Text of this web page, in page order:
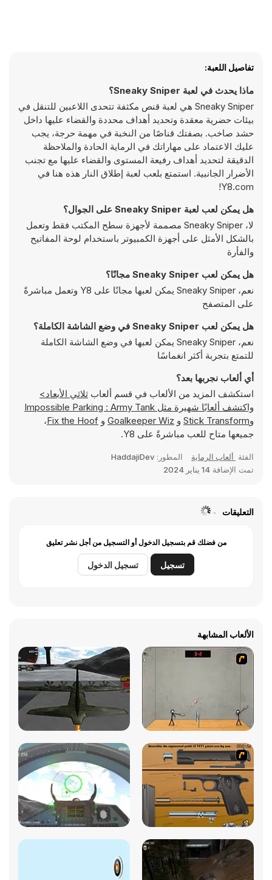
تفاصيل اللعبة:
ماذا يحدث في لعبة Sneaky Sniper؟
Sneaky Sniper هي لعبة قنص مكثفة تتحدى اللاعبين للتنقل في
بيئات حضرية معقدة وتحديد أهداف محددة والقضاء عليها داخل
حشد صاخب. بصفتك قناصًا من النخبة في مهمة حرجة، يجب
عليك الاعتماد على مهاراتك في الرماية الحادة والملاحظة
الدقيقة لتحديد أهداف رفيعة المستوى والقضاء عليها مع تجنب
الأضرار الجانبية. استمتع بلعب لعبة إطلاق النار هذه هنا في
Y8.com!
هل يمكن لعب لعبة Sneaky Sniper على الجوال؟
لا، Sneaky Sniper مصممة لأجهزة سطح المكتب فقط وتعمل
بالشكل الأمثل على أجهزة الكمبيوتر باستخدام لوحة المفاتيح
والفأرة
هل يمكن لعب Sneaky Sniper مجانًا؟
نعم، Sneaky Sniper يمكن لعبها مجانًا على Y8 وتعمل مباشرةً
على المتصفح
هل يمكن لعب Sneaky Sniper في وضع الشاشة الكاملة؟
نعم، Sneaky Sniper يمكن لعبها في وضع الشاشة الكاملة
للتمتع بتجربة أكثر انغماسًا
أي ألعاب نجربها بعد؟
استكشف المزيد من الألعاب في قسم ألعاب ثلاثي الأبعاد>
واكتشف ألعابًا شهيرة مثل Impossible Parking : Army Tank
وStick Transform و Goalkeeper Wiz و Fix the Hoof،
جميعها متاح للعب مباشرةً على Y8.
الفئة ألعاب الرماية المطور: HaddajiDev
تمت الإضافة 14 يناير 2024
التعليقات
من فضلك قم بتسجيل الدخول أو التسجيل من أجل نشر تعليق
تسجيل تسجيل الدخول
الألعاب المشابهة